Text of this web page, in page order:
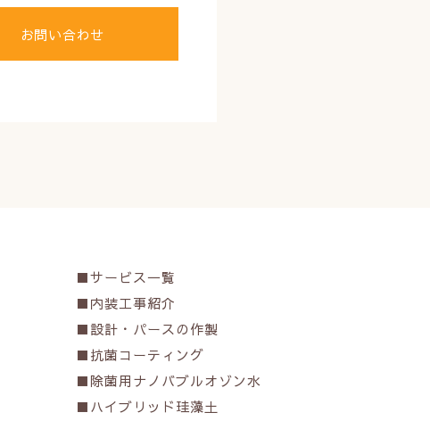
お問い合わせ
サービス一覧
内装工事紹介
設計・パースの作製
抗菌コーティング
除菌用ナノバブルオゾン水
ハイブリッド珪藻土